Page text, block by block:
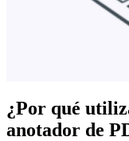
¿Por qué
anotador de